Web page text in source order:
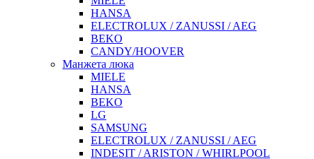
HANSA
ELECTROLUX / ZANUSSI / AEG
BEKO
CANDY/HOOVER
Манжета люка
MIELE
HANSA
BEKO
LG
SAMSUNG
ELECTROLUX / ZANUSSI / AEG
INDESIT / ARISTON / WHIRLPOOL